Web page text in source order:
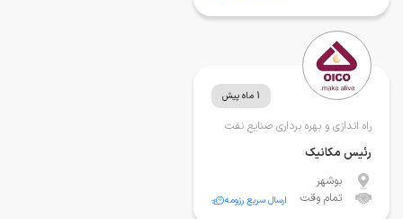
1 ماه پیش
راه اندازی و بهره برداری صنایع نفت
رئیس مکانیک
بوشهر
تمام وقت
ارسال سریع رزومه